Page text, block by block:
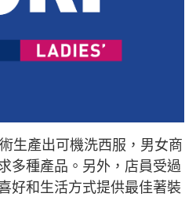
生產出可機洗西服，男女商
多種產品。另外，店員受過
好和生活方式提供最佳著裝